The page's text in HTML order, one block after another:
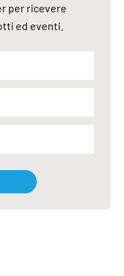
per ricevere
ed eventi.